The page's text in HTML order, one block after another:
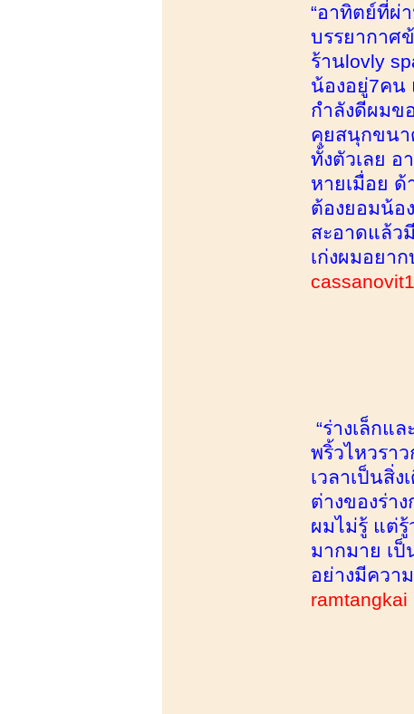
“อาทิตย์ที่ผ่
บรรยากาศ
ร้านlovly
น้องอยู่7คน
กำลังดีผมข
คุยสนุกขนา
ทั้งตัวเลย
หายเมื่อย
ต้องยอมน้อ
สะอาดแล้ว
เก่งผมอยา
“ร่างเล็กแ
พริ้วไหวรา
เวลาเป็นสิ่
ต่างของร่า
ผมไม่รู้ แต่
มากมาย เ
อย่างมีควา
ramtangkai